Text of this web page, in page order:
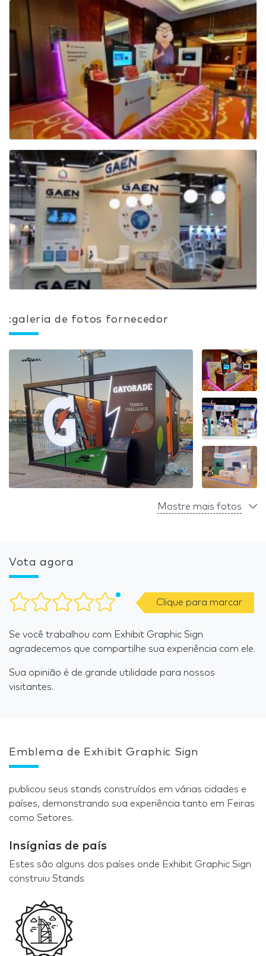
:galeria de fotos fornecedor
Mostre mais fotos
Vota agora
Clique para marcar
Se você trabalhou com Exhibit Graphic Sign
agradecemos que compartilhe sua experiência com ele.
Sua opinião é de grande utilidade para nossos
visitantes.
Emblema de Exhibit Graphic Sign
publicou seus stands construídos em várias cidades e
países, demonstrando sua experiência tanto em Feiras
como Setores.
Insígnias de país
Estes são alguns dos países onde Exhibit Graphic Sign
construiu Stands